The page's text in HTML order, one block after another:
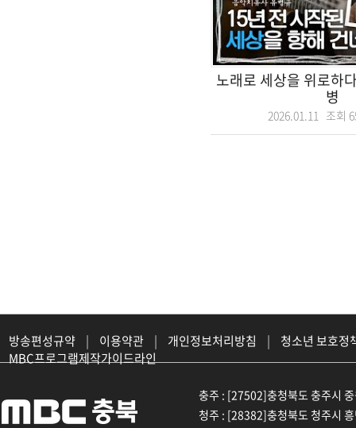
노래로 세상을 위로하
병
2026.01.11 조회
방송편성규약 | 이용약관 | 개인정보처리방침 |
청소년 보호정
MBC프로그램제작가이드라인
충주 : [27502]충청북도 충주시
청주 : [28382]충청북도 청주시